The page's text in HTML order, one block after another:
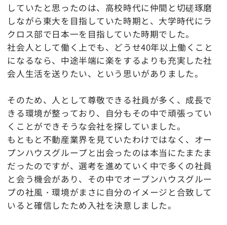
していたと思ったのは、高校時代に仲間と切磋琢磨
しながら東大を目指していた時期と、大学時代にラ
クロス部で日本一を目指していた時期でした。
社会人として働く上でも、どうせ40年以上働くこと
になるなら、中途半端に楽をするよりも充実した社
会人生活を送りたい、という思いがありました。
そのため、人として尊敬できる社員が多く、成長で
きる環境が整っており、自分もその中で頑張ってい
くことができそうな会社を探していました。
もともと不動産業界を見ていたわけではなく、オー
プンハウスグループと出会ったのは本当にたまたま
だったのですが、選考を進めていく中で多くの社員
と会う機会があり、その中でオープンハウスグルー
プの社風・環境がまさに自分のイメージと合致して
いると確信したため入社を決意しました。